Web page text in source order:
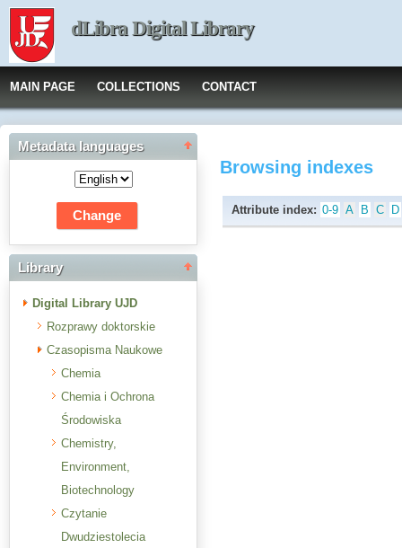
dLibra Digital Library
MAIN PAGE COLLECTIONS CONTACT
Metadata languages
Library
Digital Library UJD
Rozprawy doktorskie
Czasopisma Naukowe
Chemia
Chemia i Ochrona
Środowiska
Chemistry,
Environment,
Biotechnology
Czytanie
Dwudziestolecia
Browsing indexes
Attribute index: 0-9 A B C D